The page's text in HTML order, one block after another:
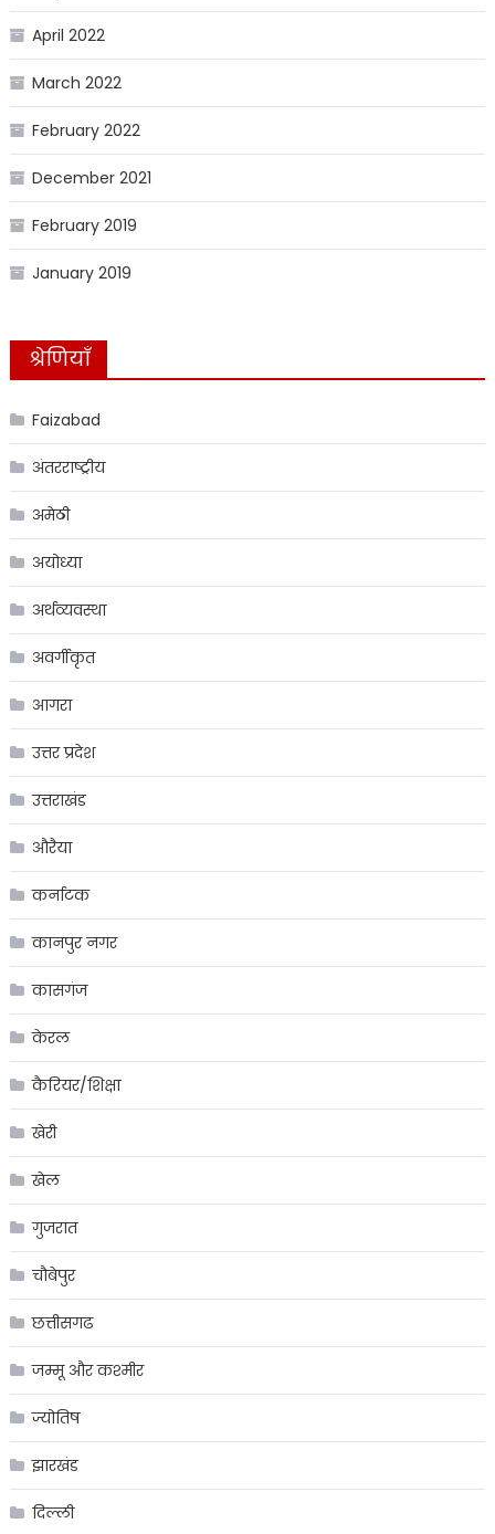
April 2022
March 2022
February 2022
December 2021
February 2019
January 2019
श्रेणियाँ
Faizabad
अंतरराष्ट्रीय
अमेठी
अयोध्या
अर्थव्यवस्था
अवर्गीकृत
आगरा
उत्तर प्रदेश
उत्तराखंड
औरैया
कर्नाटक
कानपुर नगर
कासगंज
केरल
कैरियर/शिक्षा
खेरी
खेल
गुजरात
चौबेपुर
छत्तीसगढ
जम्मू और कश्मीर
ज्योतिष
झारखंड
दिल्ली